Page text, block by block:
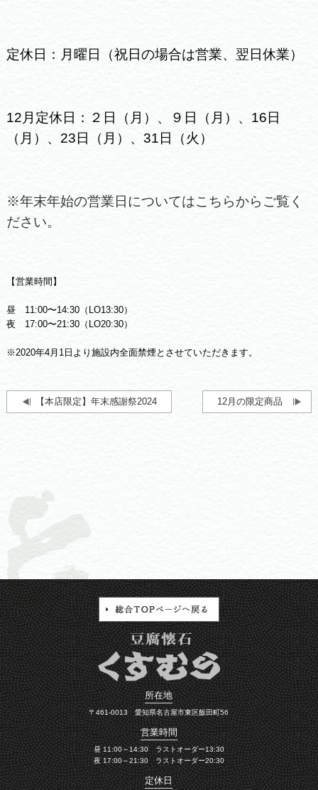
定休日：月曜日（祝日の場合は営業、翌日休業）
12月定休日：２日（月）、９日（月）、16日
（月）、23日（月）、31日（火）
※年末年始の営業日についてはこちらからご覧く
ださい。
【営業時間】
昼 11:00〜14:30（LO13:30）
夜 17:00〜21:30（LO20:30）
※2020年4月1日より施設内全面禁煙とさせていただきます。
【本店限定】年末感謝祭2024 12月の限定商品
所在地
〒461-0013 愛知県名古屋市東区飯田町56
営業時間
昼 11:00～14:30 ラストオーダー13:30
夜 17:00～21:30 ラストオーダー20:30
定休日